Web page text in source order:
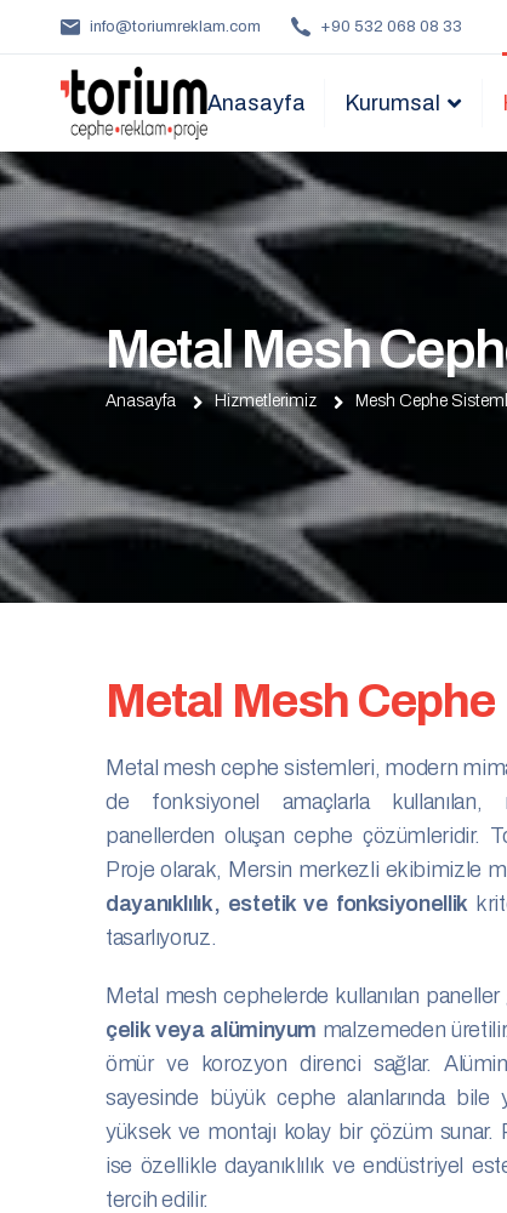
info@toriumreklam.com +90 532 068 08 33
Anasayfa Kurumsal
Metal Mesh
Anasayfa Hizmetlerimiz Mesh Cephe
Metal Mesh Cephe
Metal mesh cephe sistemleri, modern
de fonksiyonel amaçlarla
panellerden oluşan cephe çözümleridir.
Proje olarak, Mersin merkezli ekibimizle
dayanıklılık, estetik ve fonksiyonellik
tasarlıyoruz.
Metal mesh cephelerde kullanılan
çelik veya alüminyum malzemeden
ömür ve korozyon direnci sağlar.
sayesinde büyük cephe alanlarında bile
yüksek ve montajı kolay bir çözüm sunar.
ise özellikle dayanıklılık ve endüstriyel
tercih edilir.